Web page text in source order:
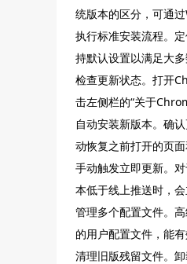
统版本的区分，可通
执行标准安装流程。
持默认设置以满足大
检查更新状态。打开
击左侧栏的“关于
自动安装新版本。确
动恢复之前打开的页
手动触发立即更新。
本低于线上推送时，
管理多个配置文件。
的用户配置文件，能
清理旧版残留文件。